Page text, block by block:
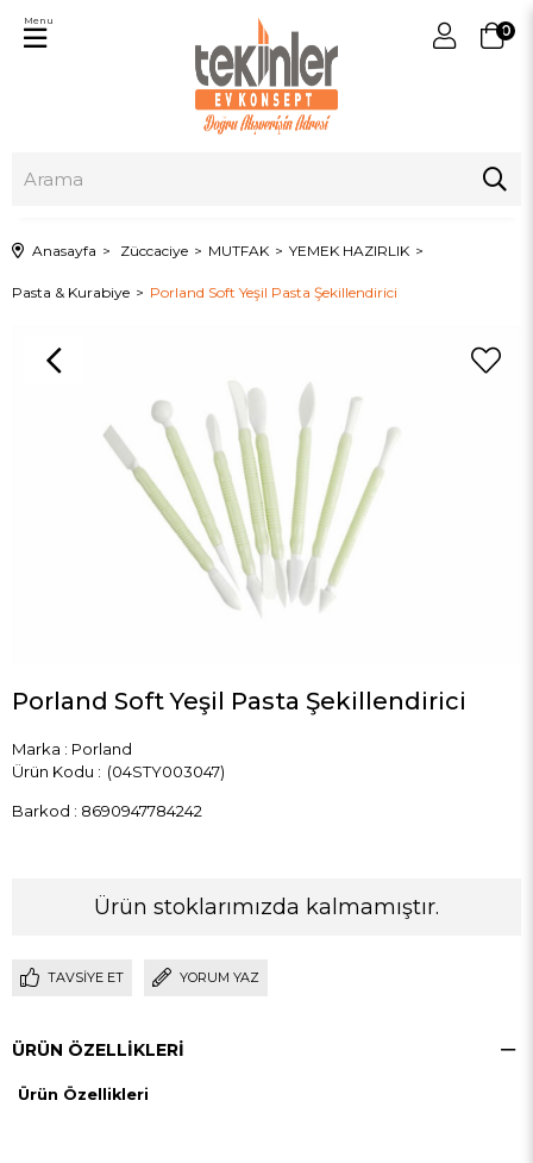
0
Menu
Anasayfa Züccaciye MUTFAK YEMEK HAZIRLIK
Pasta & Kurabiye Porland Soft Yeşil Pasta Şekillendirici
Porland Soft Yeşil Pasta Şekillendirici
Marka : Porland
(04STY003047)
Barkod : 8690947784242
Ürün stoklarımızda kalmamıştır.
TAVSIYE ET YORUM YAZ
ÜRÜN ÖZELLIKLERI
Ürün Özellikleri